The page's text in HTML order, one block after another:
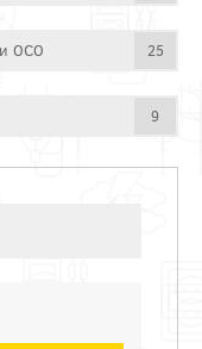
ОСО 25
9